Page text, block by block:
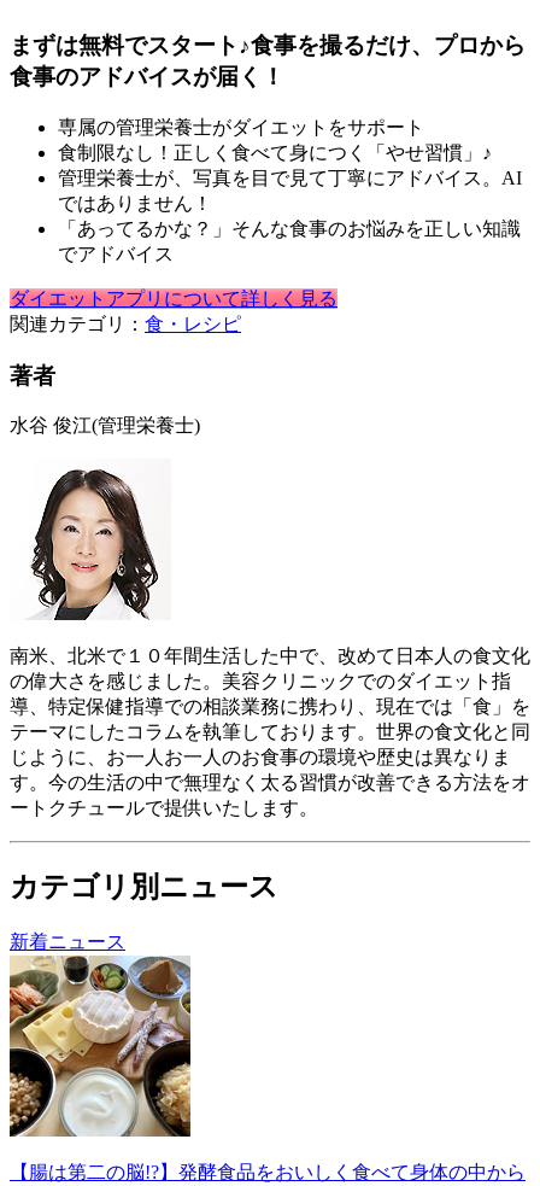
まずは無料でスタート♪食事を撮るだけ、プロから
食事のアドバイスが届く！
専属の管理栄養士がダイエットをサポート
食制限なし！正しく食べて身につく「やせ習慣」♪
管理栄養士が、写真を目で見て丁寧にアドバイス。AI
ではありません！
「あってるかな？」そんな食事のお悩みを正しい知識
でアドバイス
ダイエットアプリについて詳しく見る
関連カテゴリ： 食・レシピ
著者
水谷 俊江(管理栄養士)
南米、北米で１０年間生活した中で、改めて日本人の食文化
の偉大さを感じました。美容クリニックでのダイエット指
導、特定保健指導での相談業務に携わり、現在では「食」を
テーマにしたコラムを執筆しております。世界の食文化と同
じように、お一人お一人のお食事の環境や歴史は異なりま
す。今の生活の中で無理なく太る習慣が改善できる方法をオ
ートクチュールで提供いたします。
カテゴリ別ニュース
新着ニュース
【腸は第二の脳!?】発酵食品をおいしく食べて身体の中から